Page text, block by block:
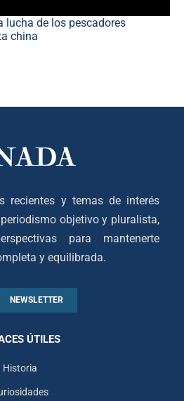
lucha de los pescadores
china
recientes y temas de interés
objetivo y pluralista,
para mantenerte
y equilibrada.
NEWSLETTER
ÚTILES
Historia